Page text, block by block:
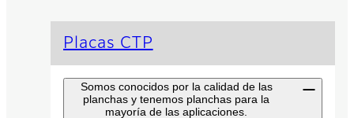
Placas CTP
Somos conocidos por la calidad de las
planchas y tenemos planchas para la
mayoría de las aplicaciones.